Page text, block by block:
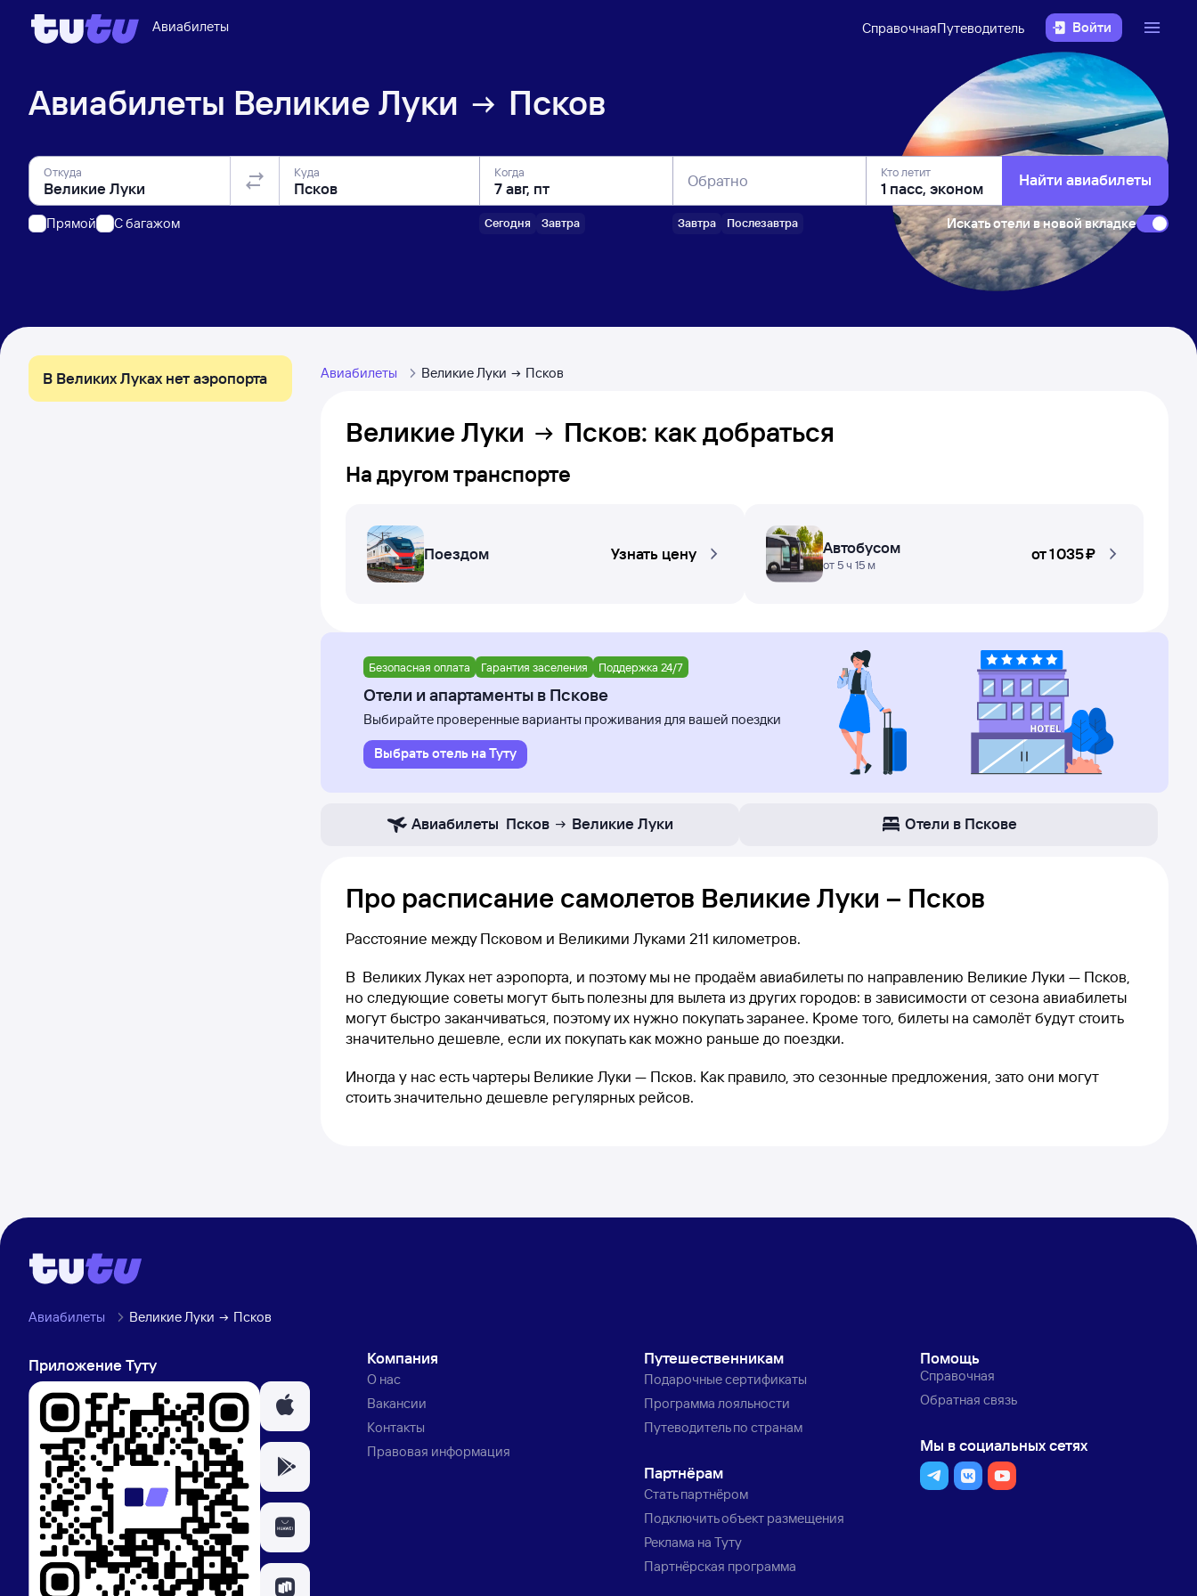
Авиабилеты СправочнаяПутеводитель Войти
Авиабилеты Великие Луки Псков
Откуда
Прямой C багажом
Куда Когда
Сегодня Завтра
Обратно
Завтра Послезавтра
Кто летит Найти авиабилеты
Искать отели в новой вкладке
В Великих Луках нет аэропорта Авиабилеты Великие Луки Псков
Великие Луки Псков: как добраться
На другом транспорте
Поездом Узнать цену Автобусом
от 5 ч 15 м
от1 ⁠035 ⁠₽
Безопасная оплата Гарантия заселения Поддержка 24/7
Отели и апартаменты в Пскове
Выбирайте проверенные варианты проживания для вашей поездки
Выбрать отель на Туту
Авиабилеты Псков Великие Луки Отели в Пскове
Про расписание самолетов Великие Луки – Псков
Расстояние между Псковом и Великими Луками 211 километров.
В Великих Луках нет аэропорта, и поэтому мы не продаём авиабилеты по направлению Великие Луки — Псков,
но следующие советы могут быть полезны для вылета из других городов: в зависимости от сезона авиабилеты
могут быстро заканчиваться, поэтому их нужно покупать заранее. Кроме того, билеты на самолёт будут стоить
значительно дешевле, если их покупать как можно раньше до поездки.
Иногда у нас есть чартеры Великие Луки — Псков. Как правило, это сезонные предложения, зато они могут
стоить значительно дешевле регулярных рейсов.
Авиабилеты Великие Луки Псков
Приложение Туту Компания
О нас
Вакансии
Контакты
Правовая информация
Путешественникам
Подарочные сертификаты
Программа лояльности
Путеводитель по странам
Партнёрам
Стать партнёром
Подключить объект размещения
Реклама на Туту
Партнёрская программа
Помощь
Справочная
Обратная связь
Мы в социальных сетях